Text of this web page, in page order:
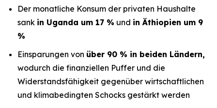
Der monatliche Konsum der privaten Haushalte
sank in Uganda um 17 % und in Äthiopien um 9
%
Einsparungen von über 90 % in beiden Ländern,
wodurch die finanziellen Puffer und die
Widerstandsfähigkeit gegenüber wirtschaftlichen
und klimabedingten Schocks gestärkt werden